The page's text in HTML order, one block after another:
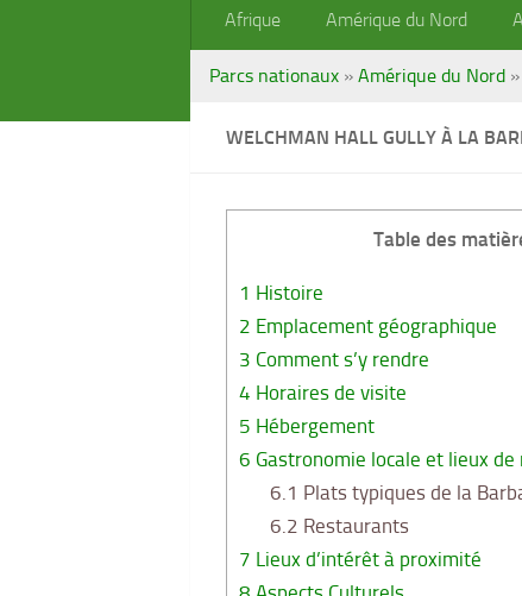
Afrique Amérique du Nord
Parcs nationaux » Amérique du Nord »
WELCHMAN HALL GULLY À LA
Table des
1 Histoire
2 Emplacement géographique
3 Comment s’y rendre
4 Horaires de visite
5 Hébergement
6 Gastronomie locale et lieux
6.1 Plats typiques de la
6.2 Restaurants
7 Lieux d’intérêt à proximité